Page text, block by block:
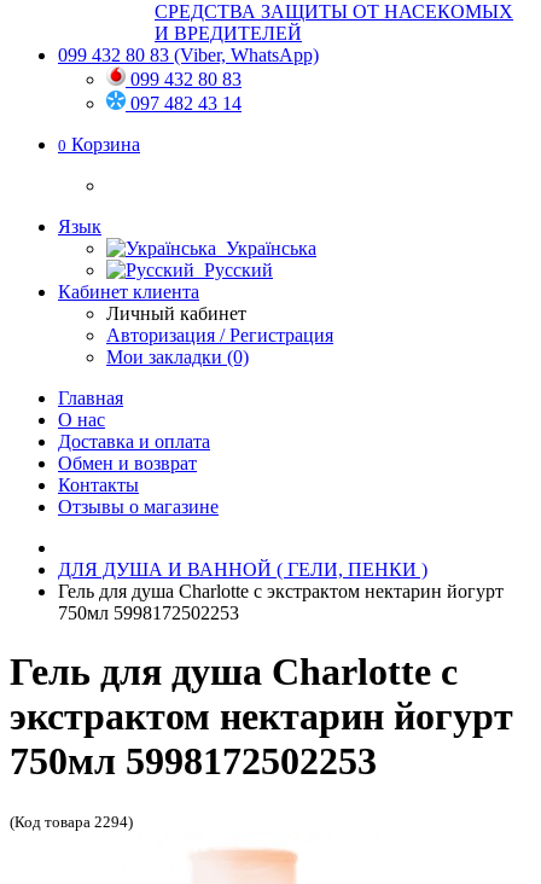
СРЕДСТВА ЗАЩИТЫ ОТ НАСЕКОМЫХ
И ВРЕДИТЕЛЕЙ
099 432 80 83 (Viber, WhatsApp)
099 432 80 83
097 482 43 14
0 Корзина
Язык
Українська
Русский
Кабинет клиента
Личный кабинет
Авторизация / Регистрация
Мои закладки (0)
Главная
О нас
Доставка и оплата
Обмен и возврат
Контакты
Отзывы о магазине
ДЛЯ ДУША И ВАННОЙ ( ГЕЛИ, ПЕНКИ )
Гель для душа Charlotte с экстрактом нектарин йогурт
750мл 5998172502253
Гель для душа Charlotte с
экстрактом нектарин йогурт
750мл 5998172502253
(Код товара 2294)